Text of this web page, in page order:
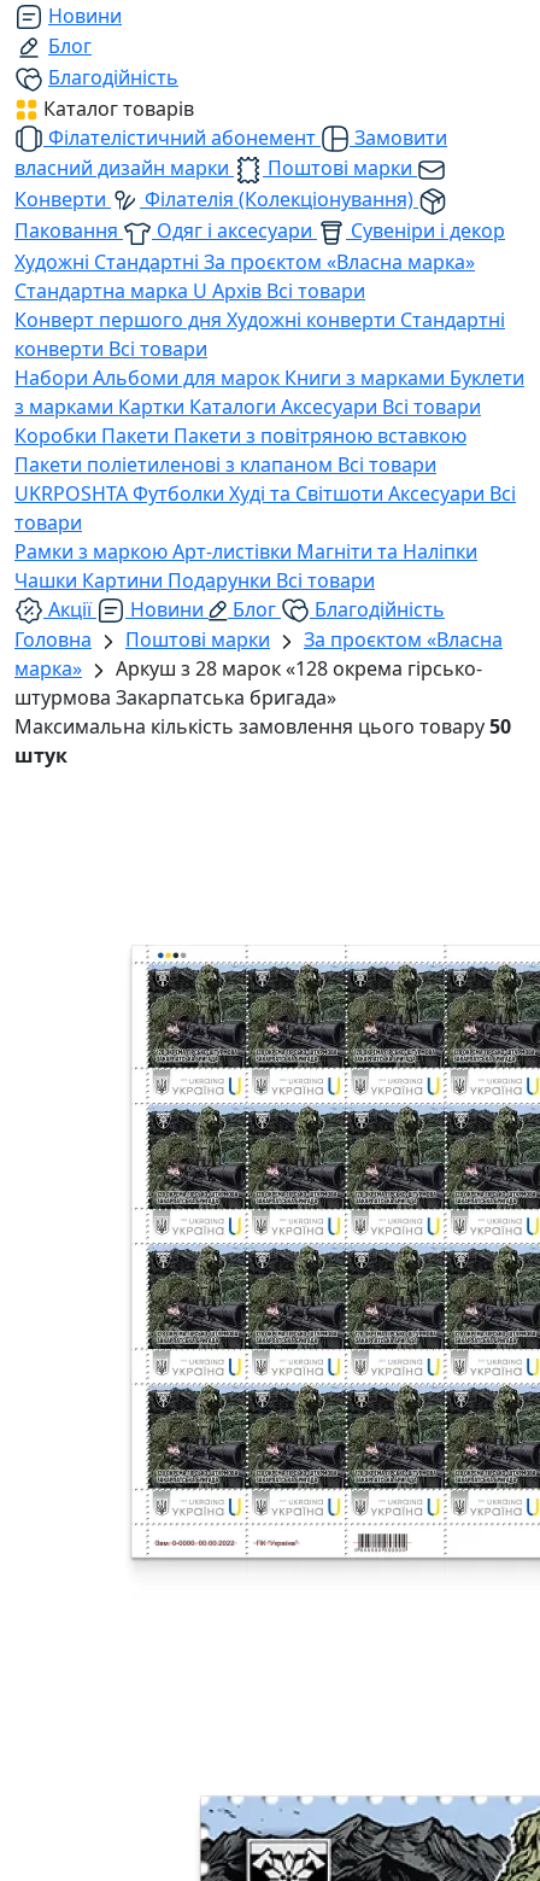
Новини
Блог
Благодійність
Каталог товарів
Філателістичний абонемент
Замовити
власний дизайн марки
Поштові марки
Конверти
Філателія (Колекціонування)
Паковання
Одяг і аксесуари
Сувеніри і декор
Художні Стандартні За проєктом «Власна марка»
Стандартна марка U Архів Всі товари
Конверт першого дня Художні конверти Стандартні
конверти Всі товари
Набори Альбоми для марок Книги з марками Буклети
з марками Картки Каталоги Аксесуари Всі товари
Коробки Пакети Пакети з повітряною вставкою
Пакети поліетиленові з клапаном Всі товари
UKRPOSHTAФутболки Худі та Світшоти Аксесуари Всі
товари
Рамки з маркоюАрт-листівки Магніти та Наліпки
Чашки Картини Подарунки Всі товари
Акції
Новини Блог
Благодійність
Головна
Поштові марки
За проєктом «Власна
марка»
Аркуш з 28 марок «128 окрема гірсько-
штурмова Закарпатська бригада»
Максимальна кількість замовлення цього товару50
штук